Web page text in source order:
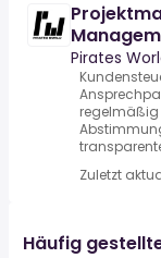
Pirates
regelmäßig
Zuletzt
Häufig